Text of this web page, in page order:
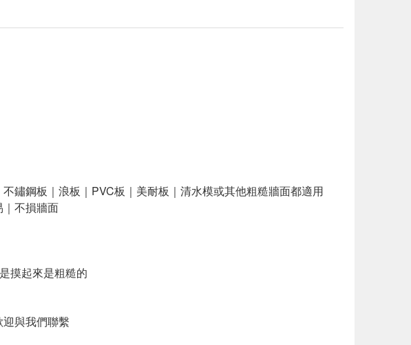
鏽鋼板｜浪板｜PVC板｜美耐板｜清水模或其他粗糙牆面都適用
不損牆面
摸起來是粗糙的
與我們聯繫